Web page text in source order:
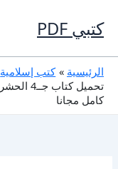
إلى
المحتوى
كتبي PDF
الرئيسية
كتب إسلامية
كامل مجانا